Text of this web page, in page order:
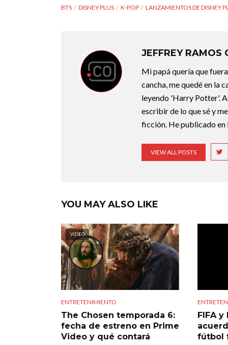
BTS DISNEY PLUS K-POP LANZAMIENTOS DE DISNEY
JEFFREY RAMOS
Mi papá quería que
cancha, me quedé en la
leyendo 'Harry Potter'.
escribir de lo que sé y
ficción. He publicado
VIEW ALL POSTS
YOU MAY ALSO LIKE
VIDEO
ENTRETENIMIENTO
The Chosen temporada 6:
fecha de estreno en Prime
Video y qué contará
FIFA
fútbol